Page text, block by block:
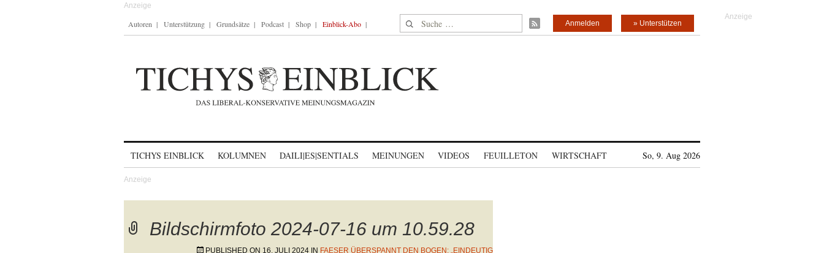
Autoren Unterstützung Grundsätze Podcast Shop Einblick-Abo Suche nach: » Unterstützen
Anmelden
TICHYS EINBLICK KOLUMNEN DAILI|ES|SENTIALS MEINUNGEN VIDEOS FEUILLETON WIRTSCHAFT So, 9. Aug 2026
Bildschirmfoto 2024-07-16 um 10.59.28
PUBLISHED ON 16. JULI 2024 IN FAESER ÜBERSPANNT DEN BOGEN: „EINDEUTIG